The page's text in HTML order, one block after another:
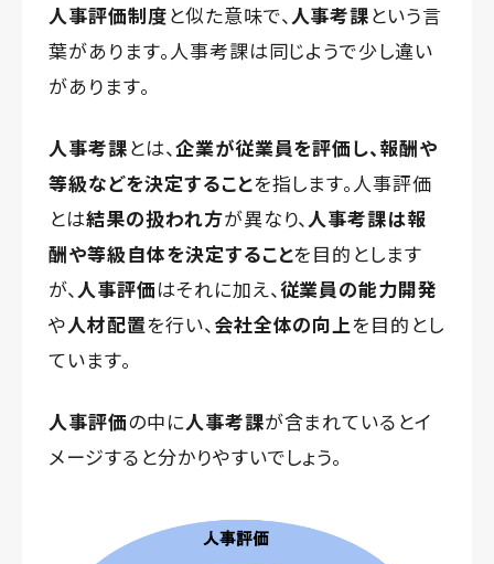
人事評価制度と似た意味で、人事考課という言
葉があります。人事考課は同じようで少し違い
があります。
人事考課とは、企業が従業員を評価し、報酬や
等級などを決定することを指します。人事評価
とは結果の扱われ方が異なり、人事考課は報
酬や等級自体を決定することを目的とします
が、人事評価はそれに加え、従業員の能力開発
や人材配置を行い、会社全体の向上を目的とし
ています。
人事評価の中に人事考課が含まれているとイ
メージすると分かりやすいでしょう。